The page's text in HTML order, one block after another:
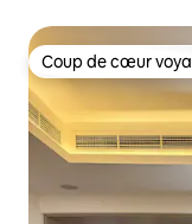
Coup de cœur
Coup de cœur